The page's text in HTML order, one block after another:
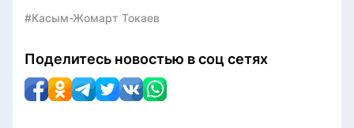
#Касым-Жомарт Токаев
Поделитесь новостью в соц сетях